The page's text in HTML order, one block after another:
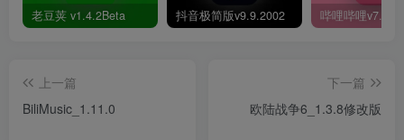
老豆荚 v1.4.2Beta 抖音极简版v9.9.2002
上一篇
BiliMusic_1.11.0
下一篇
欧陆战争6_1.3.8修改版